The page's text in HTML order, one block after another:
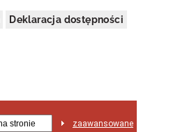
Deklaracja dostępności
zaawansowane